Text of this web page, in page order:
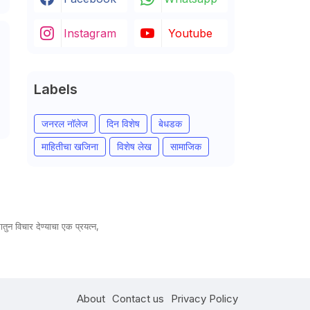
Instagram Youtube
Labels
जनरल नॉलेज दिन विशेष
बेधडक
माहितीचा खजिना
विशेष लेख सामाजिक
विचार देण्याचा एक प्रयत्न,
About Contact us Privacy Policy